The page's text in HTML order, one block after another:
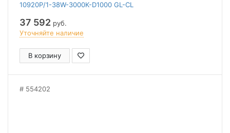
10920P/1-38W-3000K-D1000 GL-CL
37 592 руб.
Уточняйте наличие
В корзину
554202